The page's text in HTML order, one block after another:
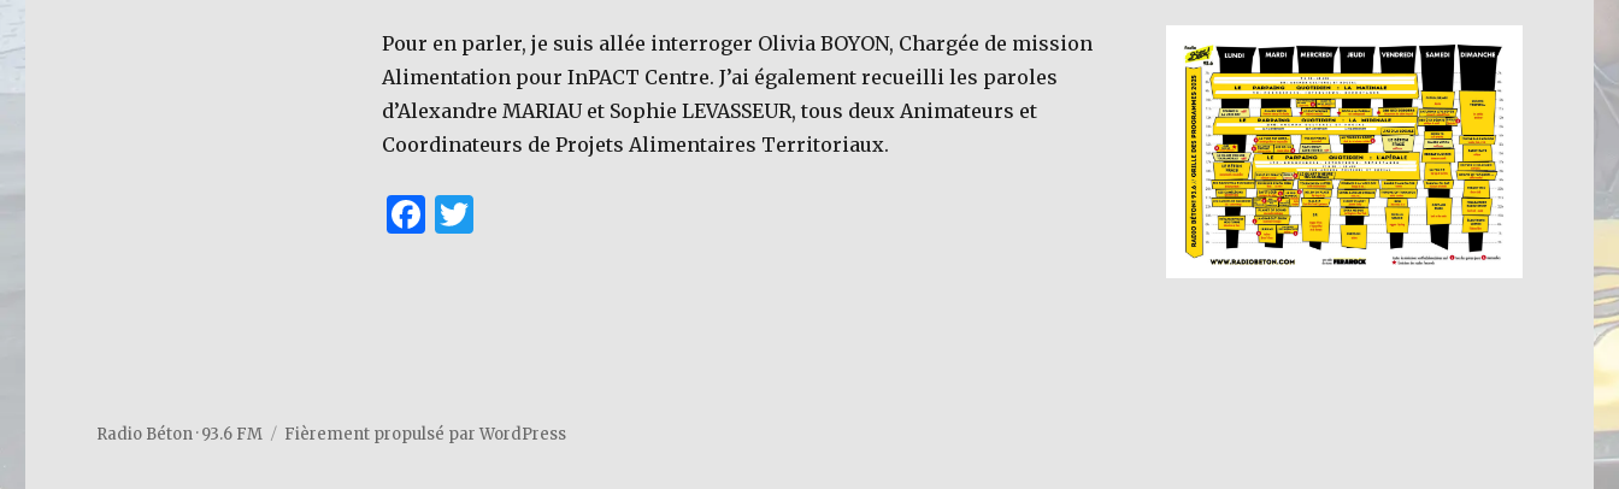
Pour en parler, je suis allée interroger Olivia BOYON, Chargée de mission
Alimentation pour InPACT Centre. J’ai également recueilli les paroles
d’Alexandre MARIAU et Sophie LEVASSEUR, tous deux Animateurs et
Coordinateurs de Projets Alimentaires Territoriaux.
F
o
T
Radio Béton · 93.6 FM Fièrement propulsé par WordPress